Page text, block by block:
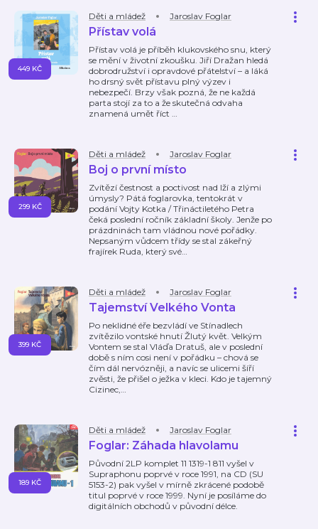
Děti a mládež Jaroslav Foglar
Přístav volá
Přístav volá je příběh klukovského snu, který
se mění v životní zkoušku. Jiří Dražan hledá
dobrodružství i opravdové přátelství – a láká
ho drsný svět přístavu plný výzev i
nebezpečí. Brzy však pozná, že ne každá
parta stojí za to a že skutečná odvaha
znamená umět říct …
449 KČ
Děti a mládež Jaroslav Foglar
Boj o první místo
Zvítězí čestnost a poctivost nad lží a zlými
úmysly? Pátá foglarovka, tentokrát v
podání Vojty Kotka / Třináctiletého Petra
čeká poslední ročník základní školy. Jenže po
prázdninách tam vládnou nové pořádky.
Nepsaným vůdcem třídy se stal zákeřný
frajírek Ruda, který své…
299 KČ
Děti a mládež Jaroslav Foglar
Tajemství Velkého Vonta
Po neklidné éře bezvládí ve Stínadlech
zvítězilo vontské hnutí Žlutý květ. Velkým
Vontem se stal Vláďa Dratuš, ale v poslední
době s ním cosi není v pořádku – chová se
čím dál nervózněji, a navíc se ulicemi šíří
zvěsti, že přišel o ježka v kleci. Kdo je tajemný
Cizinec,…
399 KČ
Děti a mládež Jaroslav Foglar
Foglar: Záhada hlavolamu
Původní 2LP komplet 11 1319-1 811 vyšel v
Supraphonu poprvé v roce 1991, na CD (SU
5153-2) pak vyšel v mírně zkrácené podobě
titul poprvé v roce 1999. Nyní je posíláme do
digitálních obchodů v původní délce.
189 KČ